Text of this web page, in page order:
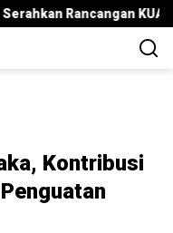
KUA-PPAS 2027 ,
Kontribusi